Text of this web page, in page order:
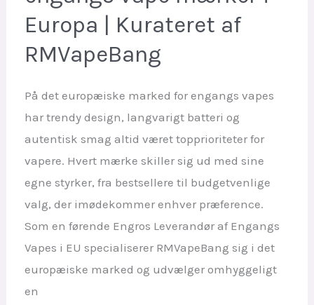
Top
Langvarige
Vape
Europa | Kurateret af
RMVapeBang
På det europæiske marked for engangs vapes
har trendy design, langvarigt batteri og
autentisk smag altid været topprioriteter for
vapere. Hvert mærke skiller sig ud med sine
egne styrker, fra bestsellere til budgetvenlige
valg, der imødekommer enhver præference.
Som en førende Engros Leverandør af Engangs
Vapes i EU specialiserer RMVapeBang sig i det
europæiske marked og udvælger omhyggeligt
en